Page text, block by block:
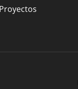
Proyectos